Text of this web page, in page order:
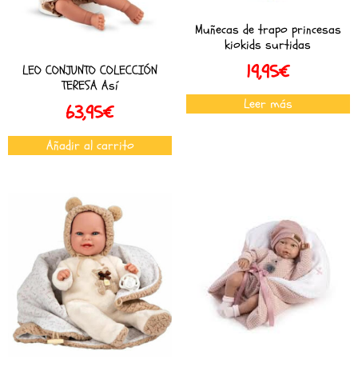
LEO CONJUNTO COLECCIÓN
TERESA Así
63,95€
Añadir al carrito
Muñecas de trapo princesas
kiokids surtidas
19,95€
Leer más